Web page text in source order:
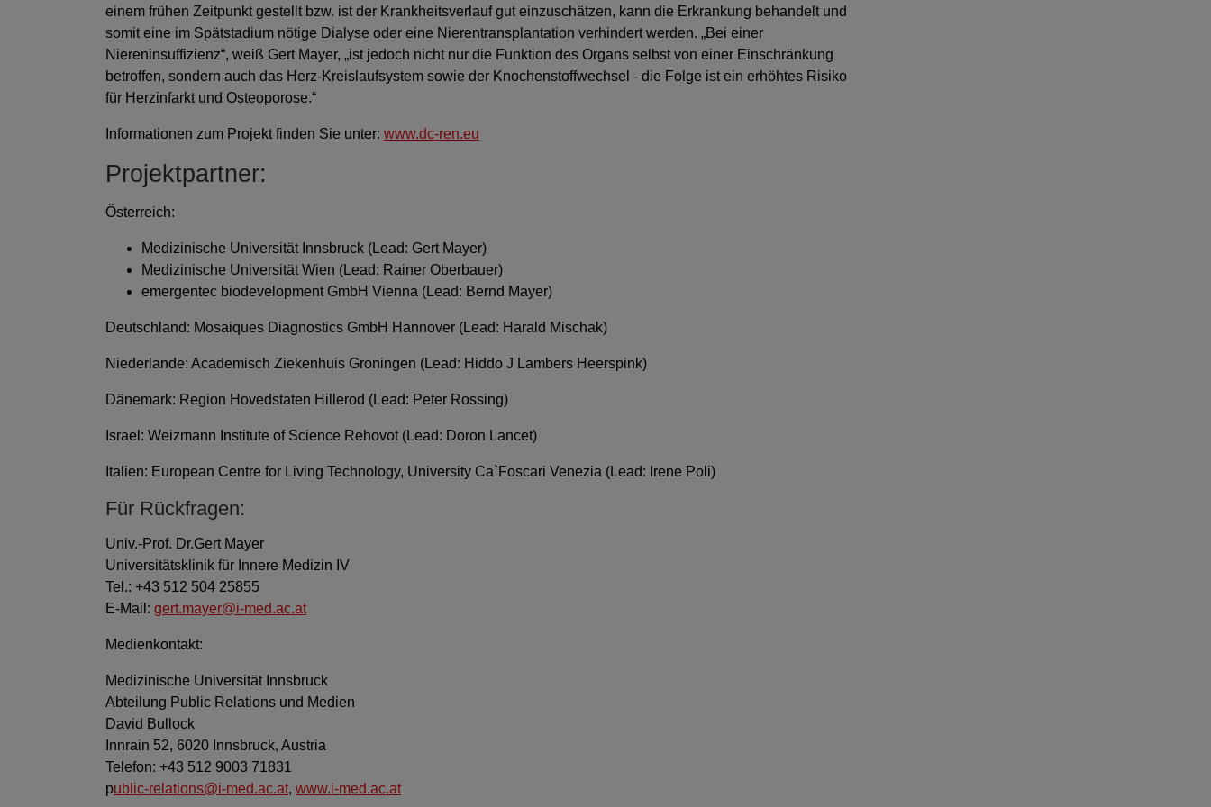
einem frühen Zeitpunkt gestellt bzw. ist der Krankheitsverlauf gut einzuschätzen, kann die Erkrankung behandelt und
somit eine im Spätstadium nötige Dialyse oder eine Nierentransplantation verhindert werden. „Bei einer
Niereninsuffizienz“, weiß Gert Mayer, „ist jedoch nicht nur die Funktion des Organs selbst von einer Einschränkung
betroffen, sondern auch das Herz-Kreislaufsystem sowie der Knochenstoffwechsel - die Folge ist ein erhöhtes Risiko
für Herzinfarkt und Osteoporose.“
Informationen zum Projekt finden Sie unter: www.dc-ren.eu
Projektpartner:
Österreich:
Medizinische Universität Innsbruck (Lead: Gert Mayer)
Medizinische Universität Wien (Lead: Rainer Oberbauer)
emergentec biodevelopment GmbH Vienna (Lead: Bernd Mayer)
Deutschland: Mosaiques Diagnostics GmbH Hannover (Lead: Harald Mischak)
Niederlande: Academisch Ziekenhuis Groningen (Lead: Hiddo J Lambers Heerspink)
Dänemark: Region Hovedstaten Hillerod (Lead: Peter Rossing)
Israel: Weizmann Institute of Science Rehovot (Lead: Doron Lancet)
Italien: European Centre for Living Technology, University Ca`Foscari Venezia (Lead: Irene Poli)
Für Rückfragen:
Univ.-Prof. Dr.Gert Mayer
Universitätsklinik für Innere Medizin IV
Tel.: +43 512 504 25855
E-Mail: gert.mayer@i-med.ac.at
Medienkontakt:
Medizinische Universität Innsbruck
Abteilung Public Relations und Medien
David Bullock
Innrain 52, 6020 Innsbruck, Austria
Telefon: +43 512 9003 71831
public-relations@i-med.ac.at, www.i-med.ac.at